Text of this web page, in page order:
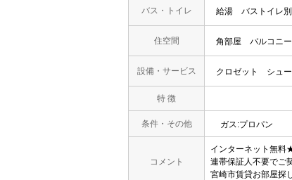
バス・トイレ 給湯 バストイレ別
住空間 角部屋 バルコニー
設備・サービス クロゼット シュ
特 徴
条件・その他 ガス:プロパン
コメント
インターネット無料
連帯保証人不要でご
宮崎市賃貸お部屋探